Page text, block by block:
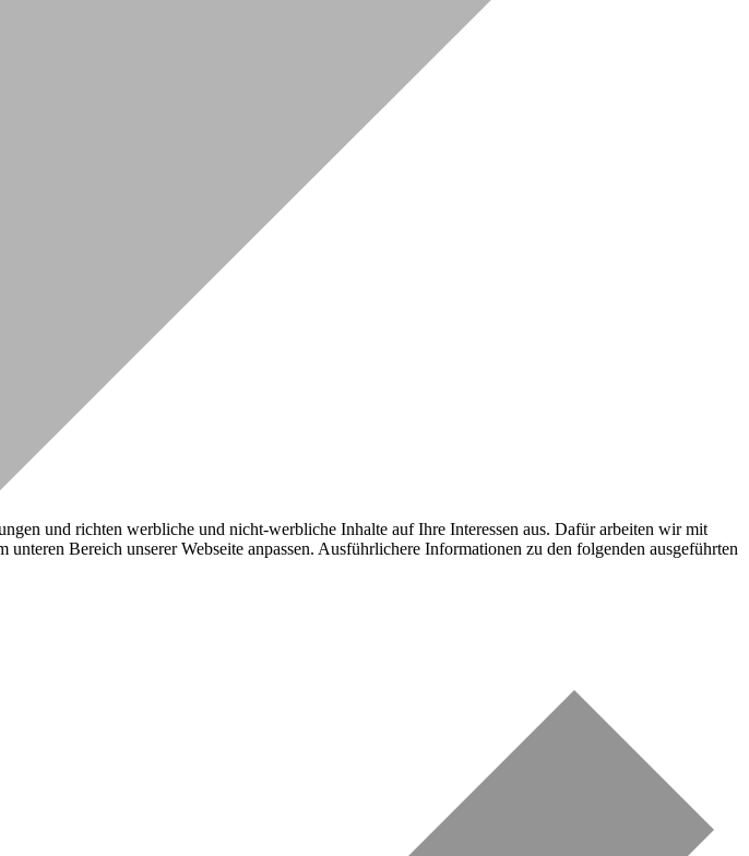
und richten werbliche und nicht-werbliche Inhalte auf Ihre Interessen aus. Dafür arbeiten wir mit
Bereich unserer Webseite anpassen. Ausführlichere Informationen zu den folgenden ausgeführten